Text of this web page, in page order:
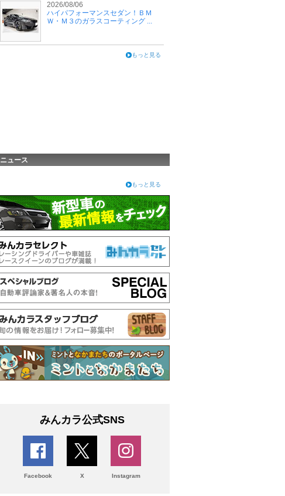
2026/08/06
ハイパフォーマンスセダン！ＢＭ
Ｗ・Ｍ３のガラスコーティング ...
もっと見る
ニュース
もっと見る
みんカラ公式SNS
Facebook X Instagram